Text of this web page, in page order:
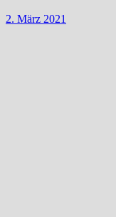
2. März 2021